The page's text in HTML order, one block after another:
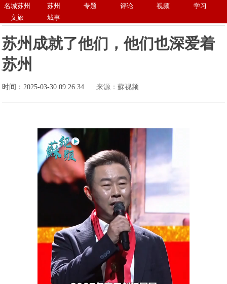
名城苏州 苏州 专题 评论 视频
学习
文旅
城事
苏州成就了他们，他们也深爱着
苏州
时间：2025-03-30 09:26:34 来源：蘇视频